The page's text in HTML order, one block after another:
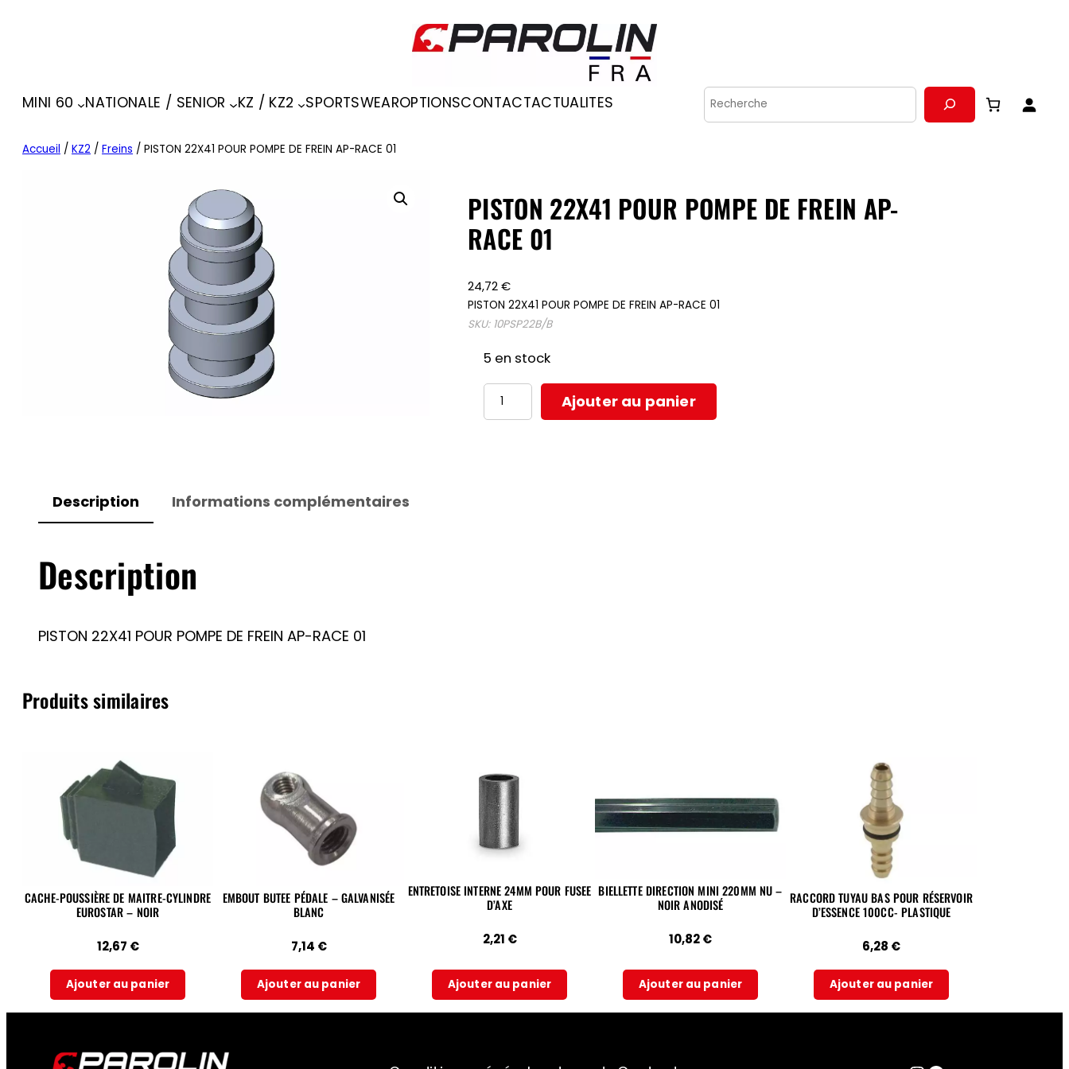
MINI 60 NATIONALE / SENIOR KZ / KZ2 SPORTSWEAROPTIONSCONTACTACTUALITES Recherche
Accueil / KZ2 / Freins / PISTON 22X41 POUR POMPE DE FREIN AP-RACE 01
PISTON 22X41 POUR POMPE DE FREIN AP-
RACE 01
24,72€
PISTON 22X41 POUR POMPE DE FREIN AP-RACE 01
SKU: 10PSP22B/B
5 en stock
quantité
de
Ajouter au panier
Description Informations complémentaires
Description
PISTON 22X41 POUR POMPE DE FREIN AP-RACE 01
Produits similaires
CACHE-POUSSIÈRE DE MAITRE-CYLINDRE
EUROSTAR – NOIR
12,67 €
Ajouter au panier
EMBOUT BUTEE PÉDALE – GALVANISÉE
BLANC
7,14 €
Ajouter au panier
ENTRETOISE INTERNE 24MM POUR FUSEE
D’AXE
2,21 €
Ajouter au panier
BIELLETTE DIRECTION MINI 220MM NU –
NOIR ANODISÉ
10,82€
Ajouter au panier
RACCORD TUYAU BAS POUR RÉSERVOIR
D’ESSENCE 100CC- PLASTIQUE
6,28 €
Ajouter au panier